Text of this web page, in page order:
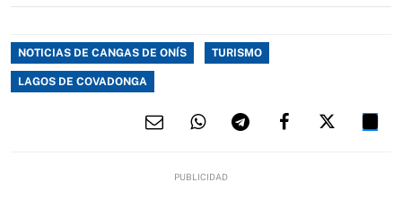
NOTICIAS DE CANGAS DE ONÍS TURISMO
LAGOS DE COVADONGA